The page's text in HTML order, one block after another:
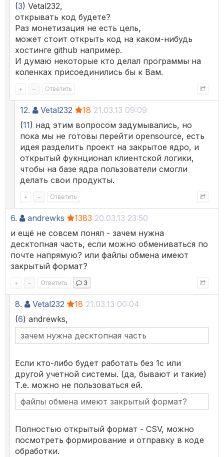
(3) Vetal232,
открывать код будете?
Раз монетизация не есть цель,
может стоит открыть код на каком-нибудь
хостинге github например.
И думаю некоторые кто делал программы на
коленках присоединились бы к Вам.
+ – Ответить
12. Vetal232 18 21.03.13 09:09
(11) над этим вопросом задумывались, но
пока мы не готовы перейти opensource, есть
идея разделить проект на закрытое ядро, и
открытый фукнционал клиентской логики,
чтобы на базе ядра пользователи смогли
делать свои продукты.
+ – Ответить
6. andrewks 1383 20.03.13 23:50
и ещё не совсем понял - зачем нужна
десктопная часть, если можно обмениваться по
почте напрямую? или файлы обмена имеют
закрытый формат?
+ – Ответить 3
8. Vetal232 18 21.03.13 00:04
(6) andrewks,
зачем нужна десктопная часть
Если кто-либо будет работать без 1с или
другой учетной системы. (да, бывают и такие)
Т.е. можно не пользоваться ей.
файлы обмена имеют закрытый формат?
Полностью открытый формат - CSV, можно
посмотреть формирование и отправку в коде
обработки.